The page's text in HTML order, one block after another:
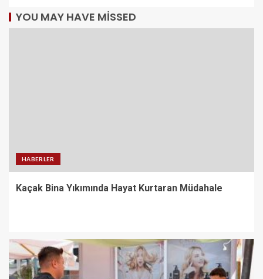
YOU MAY HAVE MISSED
HABERLER
Kaçak Bina Yıkımında Hayat Kurtaran Müdahale